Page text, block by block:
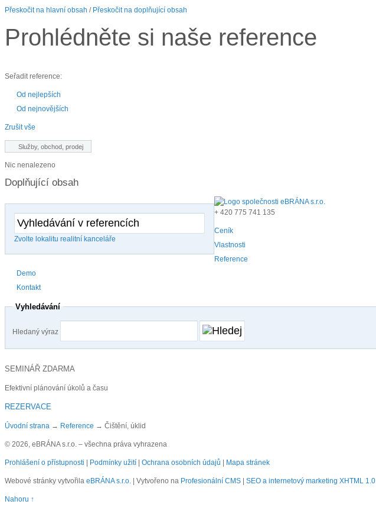
Přeskočit na hlavní obsah / Přeskočit na doplňující obsah
Prohlédněte si naše reference
Seřadit reference:
Od nejlepších
Od nejnovějších
Zrušit vše
Služby, obchod, prodej
Nic nenalezeno
Doplňující obsah
Zvolte lokalitu realitní kanceláře
+ 420 775 741 135
Ceník
Vlastnosti
Reference
Demo
Kontakt
Vyhledávání
Hledaný výraz
SEMINÁŘ ZDARMA
Efektivní plánování úkolů a času
REZERVACE
Úvodní strana → Reference → Čištění, úklid
© 2026, eBRÁNA s.r.o. – všechna práva vyhrazena
Prohlášení o přístupnosti Podmínky užití Ochrana osobních údajů Mapa stránek
Webové stránky vytvořila eBRÁNA s.r.o. | Vytvořeno na Profesionální CMS SEO a internetový marketing XHTML 1.0
Nahoru ↑